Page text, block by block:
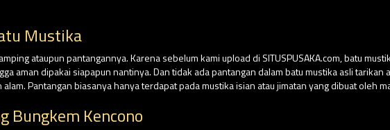
Mustika
ataupun pantangannya. Karena sebelum kami upload di SITUSPUSAKA.com, batu
aman dipakai siapapun nantinya. Dan tidak ada pantangan dalam batu mustika asli tarikan
Pantangan biasanya hanya terdapat pada mustika isian atau jimatan yang dibuat oleh
Bungkem Kencono